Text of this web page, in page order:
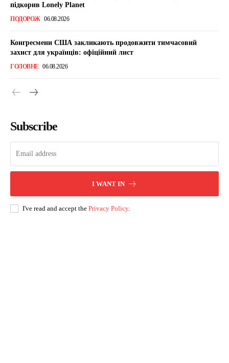
підкорив Lonely Planet
ПОДОРОЖ 06.08.2026
Конгресмени США закликають продовжити тимчасовий
захист для українців: офіційний лист
ГОЛОВНЕ 06.08.2026
Subscribe
I WANT IN
I've read and accept the Privacy Policy.